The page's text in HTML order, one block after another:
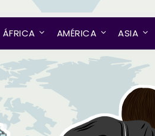
ÁFRICA AMÉRICA ASIA